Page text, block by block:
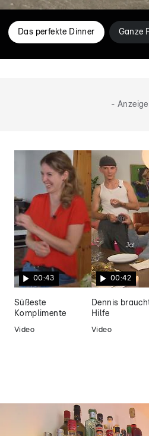
Das perfekte Dinner Ganze
-
00:43
Süßeste
Komplimente
Video
00:42
Dennis
Hilfe
Video